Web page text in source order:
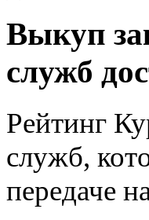
Выкуп
служб
Рейтинг
служб,
передаче